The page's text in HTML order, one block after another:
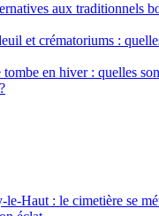
aux traditionnels
et crématoriums :
en hiver : quelles
le-Haut : le cimetière se